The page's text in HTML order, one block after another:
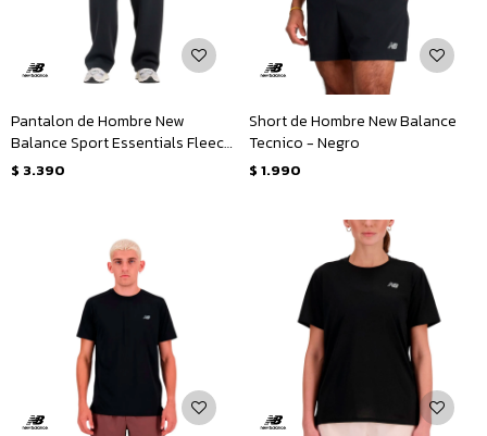
Pantalon de Hombre New
Balance Sport Essentials Fleece
- Negro
$ 3.390
Short de Hombre New Balance
Tecnico - Negro
$ 1.990